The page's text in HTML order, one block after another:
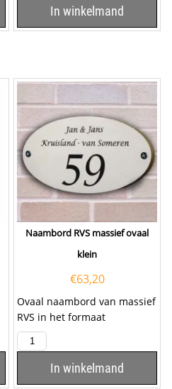
In winkelmand
Naambord RVS massief ovaal
klein
€63,20
Ovaal naambord van massief
RVS in het formaat
120x60x5mm. De tekst wordt
gegraveerd door...
In winkelmand